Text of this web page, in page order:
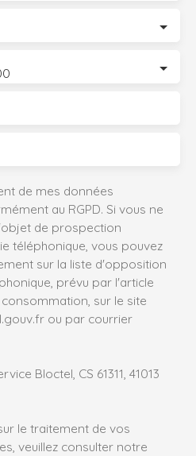
de mes données
au RGPD. Si vous ne
de prospection
téléphonique, vous pouvez
sur la liste d'opposition
prévu par l'article
consommation, sur le site
ou par courrier
Bloctel, CS 61311, 41013
le traitement de vos
veuillez consulter notre